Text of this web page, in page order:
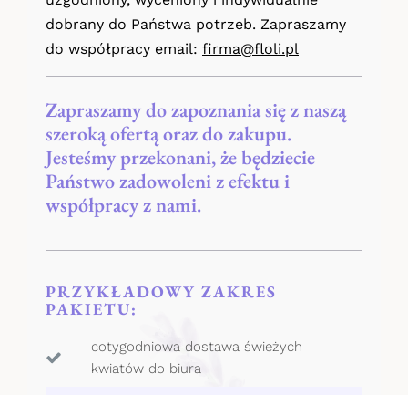
dobrany do Państwa potrzeb. Zapraszamy
do współpracy email: firma@floli.pl
Zapraszamy do zapoznania się z naszą
szeroką ofertą oraz do zakupu.
Jesteśmy przekonani, że będziecie
Państwo zadowoleni z efektu i
współpracy z nami.
PRZYKŁADOWY ZAKRES
PAKIETU:
cotygodniowa dostawa świeżych
kwiatów do biura
Kwiaty na Dzień Babci i Dziadka
Kwiaty na Walentynki
Dzień Kobiet
Kwiaty na Dzień Mamy
Kwiaty na Komunię